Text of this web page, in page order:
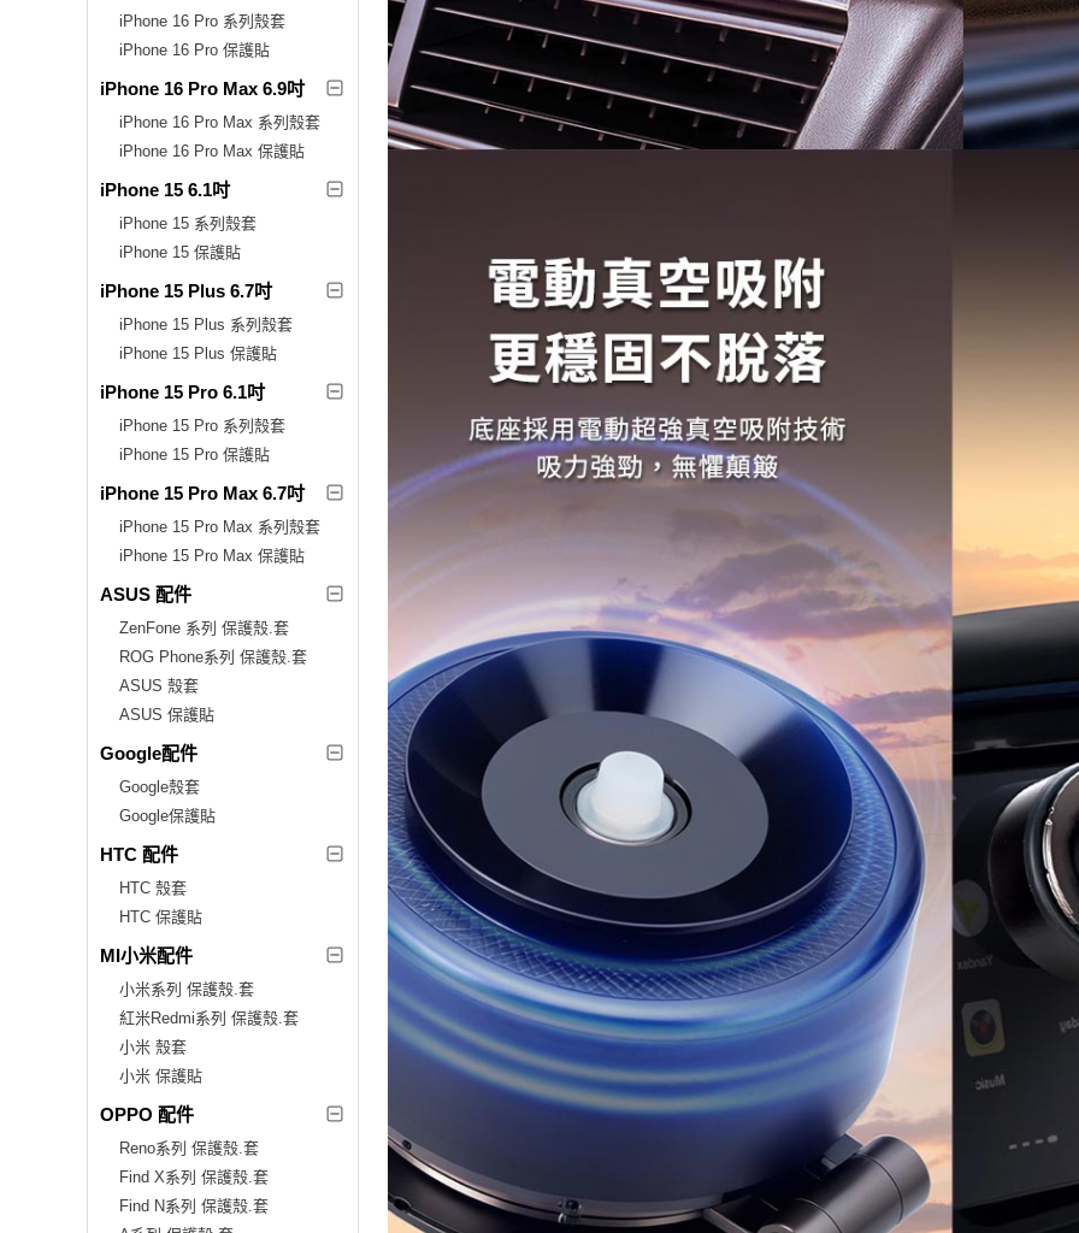
iPhone 16 Pro 系列殼套
iPhone 16 Pro 保護貼
iPhone 16 Pro Max 6.9吋
iPhone 16 Pro Max 系列殼套
iPhone 16 Pro Max 保護貼
iPhone 15 6.1吋
iPhone 15 系列殼套
iPhone 15 保護貼
iPhone 15 Plus 6.7吋
iPhone 15 Plus 系列殼套
iPhone 15 Plus 保護貼
iPhone 15 Pro 6.1吋
iPhone 15 Pro 系列殼套
iPhone 15 Pro 保護貼
iPhone 15 Pro Max 6.7吋
iPhone 15 Pro Max 系列殼套
iPhone 15 Pro Max 保護貼
ASUS 配件
ZenFone 系列 保護殼.套
ROG Phone系列 保護殼.套
ASUS 殼套
ASUS 保護貼
Google配件
Google殼套
Google保護貼
HTC 配件
HTC 殼套
HTC 保護貼
MI小米配件
小米系列 保護殼.套
紅米Redmi系列 保護殼.套
小米 殼套
小米 保護貼
OPPO 配件
Reno系列 保護殼.套
Find X系列 保護殼.套
Find N系列 保護殼.套